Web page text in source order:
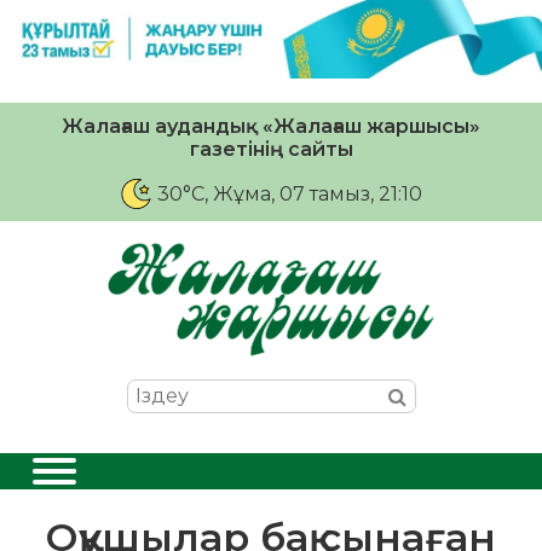
Жалағаш аудандық «Жалағаш жаршысы»
газетінің сайты
30°C, Жұма, 07 тамыз, 21:10
Оқушылар бақ сынаған